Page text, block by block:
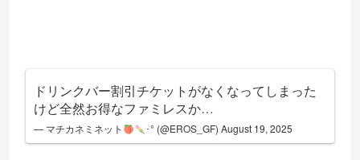
ドリンクバー割引チケットがなくなってしまった
けど全然お得なファミレスか…
— マチカネミネット ･° (@EROS_GF) August 19, 2025